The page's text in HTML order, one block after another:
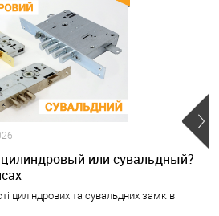
или сувальдный?
циліндрових та сувальдних замків